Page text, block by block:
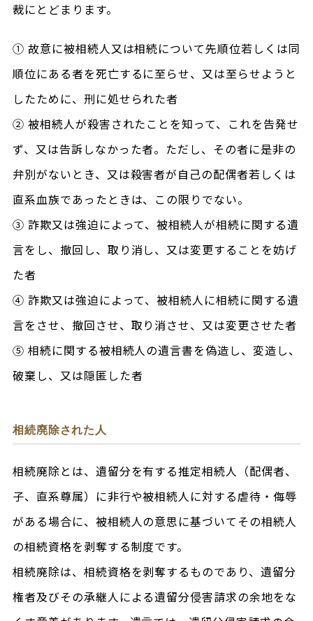
裁にとどまります。
① 故意に被相続人又は相続について先順位若しくは同
順位にある者を死亡するに至らせ、又は至らせようと
したために、刑に処せられた者
② 被相続人が殺害されたことを知って、これを告発せ
ず、又は告訴しなかった者。ただし、その者に是非の
弁別がないとき、又は殺害者が自己の配偶者若しくは
直系血族であったときは、この限りでない。
③ 詐欺又は強迫によって、被相続人が相続に関する遺
言をし、撤回し、取り消し、又は変更することを妨げ
た者
④ 詐欺又は強迫によって、被相続人に相続に関する遺
言をさせ、撤回させ、取り消させ、又は変更させた者
⑤ 相続に関する被相続人の遺言書を偽造し、変造し、
破棄し、又は隠匿した者
相続廃除された人
相続廃除とは、遺留分を有する推定相続人（配偶者、
子、直系尊属）に非行や被相続人に対する虐待・侮辱
がある場合に、被相続人の意思に基づいてその相続人
の相続資格を剥奪する制度です。
相続廃除は、相続資格を剥奪するものであり、遺留分
権者及びその承継人による遺留分侵害請求の余地をな